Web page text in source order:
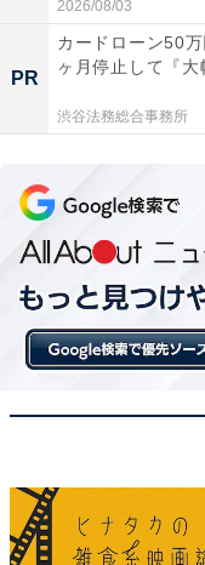
2026/08/03
PR
カードローン50
ヶ月停止して『
渋谷法務総合事務所